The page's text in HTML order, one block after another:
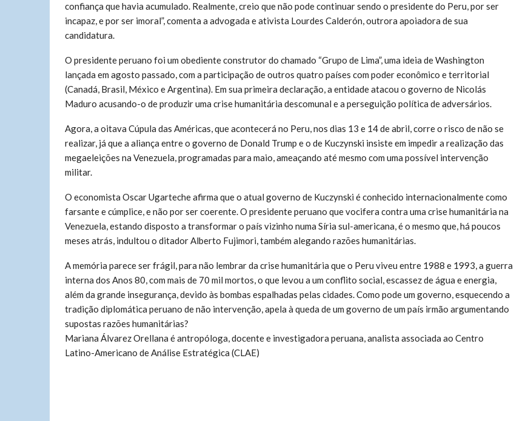
confiança que havia acumulado. Realmente, creio que não pode continuar sendo o presidente do Peru, por ser
incapaz, e por ser imoral”, comenta a advogada e ativista Lourdes Calderón, outrora apoiadora de sua
candidatura.
O presidente peruano foi um obediente construtor do chamado “Grupo de Lima”, uma ideia de Washington
lançada em agosto passado, com a participação de outros quatro países com poder econômico e territorial
(Canadá, Brasil, México e Argentina). Em sua primeira declaração, a entidade atacou o governo de Nicolás
Maduro acusando-o de produzir uma crise humanitária descomunal e a perseguição política de adversários.
Agora, a oitava Cúpula das Américas, que acontecerá no Peru, nos dias 13 e 14 de abril, corre o risco de não se
realizar, já que a aliança entre o governo de Donald Trump e o de Kuczynski insiste em impedir a realização das
megaeleições na Venezuela, programadas para maio, ameaçando até mesmo com uma possível intervenção
militar.
O economista Oscar Ugarteche afirma que o atual governo de Kuczynski é conhecido internacionalmente como
farsante e cúmplice, e não por ser coerente. O presidente peruano que vocifera contra uma crise humanitária na
Venezuela, estando disposto a transformar o país vizinho numa Síria sul-americana, é o mesmo que, há poucos
meses atrás, indultou o ditador Alberto Fujimori, também alegando razões humanitárias.
A memória parece ser frágil, para não lembrar da crise humanitária que o Peru viveu entre 1988 e 1993, a guerra
interna dos Anos 80, com mais de 70 mil mortos, o que levou a um conflito social, escassez de água e energia,
além da grande insegurança, devido às bombas espalhadas pelas cidades. Como pode um governo, esquecendo a
tradição diplomática peruano de não intervenção, apela à queda de um governo de um país irmão argumentando
supostas razões humanitárias?
Mariana Álvarez Orellana é antropóloga, docente e investigadora peruana, analista associada ao Centro
Latino-Americano de Análise Estratégica (CLAE)